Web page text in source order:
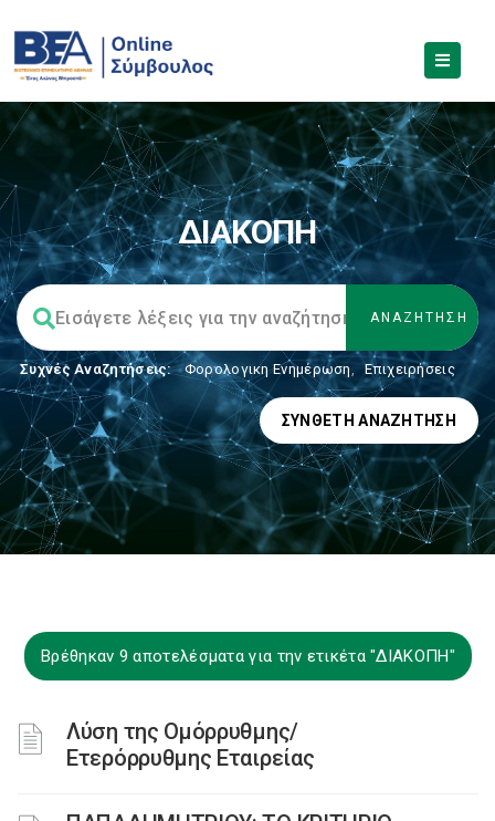
ΔΙΑΚΟΠΗ
Συχνές Αναζητήσεις: Φορολογικη Ενημέρωση, Επιχειρήσεις
ΣΎΝΘΕΤΗ ΑΝΑΖΉΤΗΣΗ
Βρέθηκαν 9 αποτελέσματα για την ετικέτα "ΔΙΑΚΟΠΗ"
Λύση της Ομόρρυθμης/
Ετερόρρυθμης Εταιρείας